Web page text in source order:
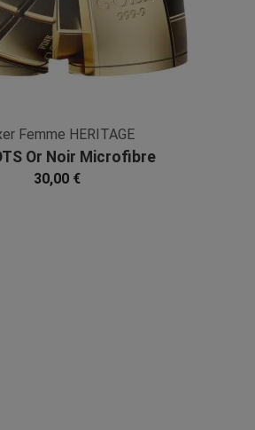
Femme HERITAGE
Or Noir Microfibre
30,00 €